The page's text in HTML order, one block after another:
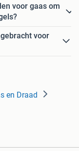
voor gaas om
voor
en Draad